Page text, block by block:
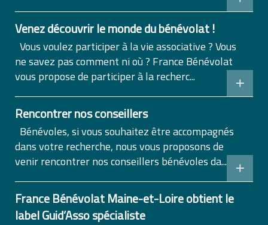
Venez découvrir le monde du bénévolat !
Vous voulez participer à la vie associative ? Vous
ne savez pas comment ni où ? France Bénévolat
vous propose de participer à la recherc...
Rencontrer nos conseillers
Bénévoles, si vous souhaitez être accompagnés
dans votre recherche, nous vous proposons de
venir rencontrer nos conseillers bénévoles da...
France Bénévolat Maine-et-Loire obtient le
label Guid’Asso spécialiste